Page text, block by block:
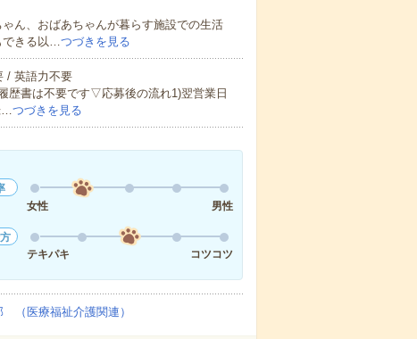
ん、おばあちゃんが暮らす施設での生活
できる以…つづきを見る
/ 英語力不要
書は不要です▽応募後の流れ1)翌営業日
…つづきを見る
女性
男性
テキパキ
コツコツ
（医療福祉介護関連）